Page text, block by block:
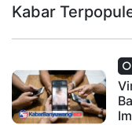
Kabar